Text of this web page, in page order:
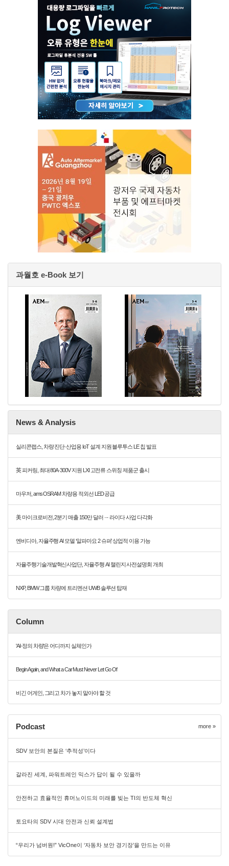
과월호 e-Book 보기
News & Analysis
실리콘랩스, 차량 진단·산업용 IoT 설계 지원 블루투스 LE 칩 발표
英 피커링, 최대 80A·300V 지원 LXI 고전류 스위칭 제품군 출시
마우저, ams OSRAM 차량용 적외선 LED 공급
美 마이크로비전, 2분기 매출 150만 달러 ··· 라이다 사업 다각화
엔비디아, 자율주행 AI 모델 ‘알파마요 2 슈퍼’ 상업적 이용 가능
자율주행기술개발혁신사업단, 자율주행 AI 챌린지 사전설명회 개최
NXP, BMW 그룹 차량에 트리멘션 UWB 솔루션 탑재
Column
'AI-정의 차량'은 어디까지 실체인가
Begin Again, and What a Car Must Never Let Go Of
비긴 어게인, 그리고 차가 놓지 말아야 할 것
Podcast more »
SDV 보안의 본질은 ‘추적성’이다
갈라진 세계, 파워트레인 믹스가 답이 될 수 있을까
안전하고 효율적인 휴머노이드의 미래를 빚는 TI의 반도체 혁신
토요타의 SDV 시대 안전과 신뢰 설계법
“우리가 넘버원!” VicOne이 ‘자동차 보안 경기장’을 만드는 이유